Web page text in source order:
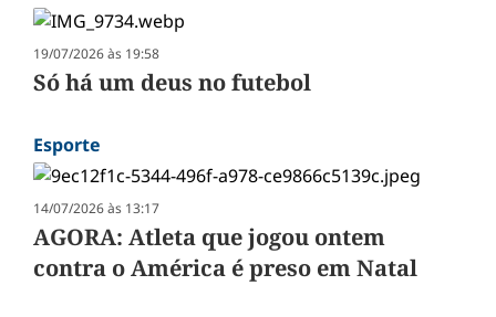
19/07/2026 às 19:58
Só há um deus no futebol
Esporte
14/07/2026 às 13:17
AGORA: Atleta que jogou ontem
contra o América é preso em Natal